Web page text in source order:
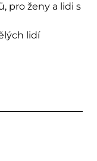
pro ženy a lidi s
lidí